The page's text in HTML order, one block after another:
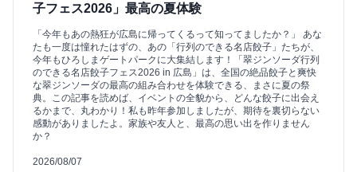
子フェス2026」最高の夏体験
「今年もあの熱狂が広島に帰ってくるって知ってましたか？」 あな
たも一度は憧れたはずの、あの「行列のできる名店餃子」たちが、
今年もひろしまゲートパークに大集結します！「翠ジンソーダ行列
のできる名店餃子フェス2026 in 広島」は、全国の絶品餃子と爽快
な翠ジンソーダの最高の組み合わせを体験できる、まさに夏の祭
典。この記事を読めば、イベントの全貌から、どんな餃子に出会え
るかまで、丸わかり！私も昨年参加しましたが、期待を裏切らない
感動がありましたよ。家族や友人と、最高の思い出を作りません
か？
2026/08/07